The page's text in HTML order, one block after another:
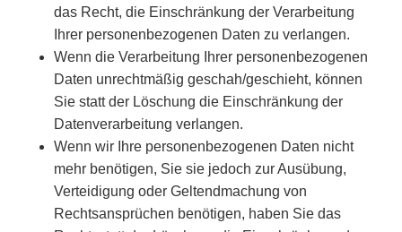
das Recht, die Einschränkung der Verarbeitung
Ihrer personenbezogenen Daten zu verlangen.
Wenn die Verarbeitung Ihrer personenbezogenen
Daten unrechtmäßig geschah/geschieht, können
Sie statt der Löschung die Einschränkung der
Datenverarbeitung verlangen.
Wenn wir Ihre personenbezogenen Daten nicht
mehr benötigen, Sie sie jedoch zur Ausübung,
Verteidigung oder Geltendmachung von
Rechtsansprüchen benötigen, haben Sie das